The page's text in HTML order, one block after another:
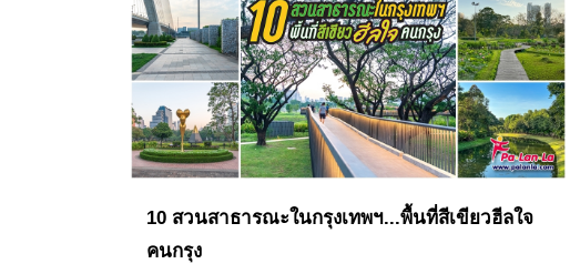
10 สวนสาธารณะในกรุงเทพฯ...พื้นที่สีเขียวฮีลใจ
คนกรุง